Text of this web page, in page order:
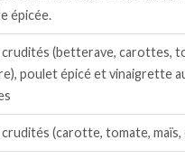
épicée.
crudités (betterave, carottes,
poulet épicé et vinaigrette
crudités (carotte, tomate,